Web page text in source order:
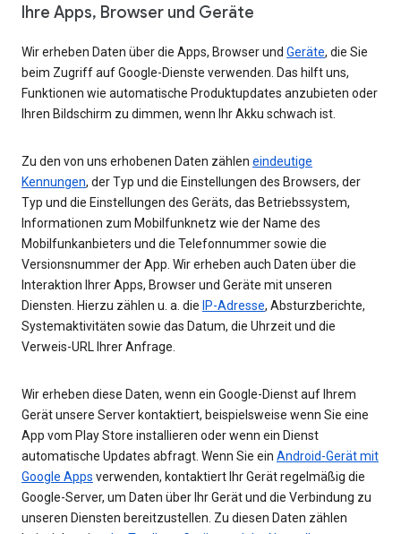
Ihre Apps, Browser und Geräte
Wir erheben Daten über die Apps, Browser und Geräte, die Sie
beim Zugriff auf Google-Dienste verwenden. Das hilft uns,
Funktionen wie automatische Produktupdates anzubieten oder
Ihren Bildschirm zu dimmen, wenn Ihr Akku schwach ist.
Zu den von uns erhobenen Daten zählen eindeutige
Kennungen, der Typ und die Einstellungen des Browsers, der
Typ und die Einstellungen des Geräts, das Betriebssystem,
Informationen zum Mobilfunknetz wie der Name des
Mobilfunkanbieters und die Telefonnummer sowie die
Versionsnummer der App. Wir erheben auch Daten über die
Interaktion Ihrer Apps, Browser und Geräte mit unseren
Diensten. Hierzu zählen u. a. die IP-Adresse, Absturzberichte,
Systemaktivitäten sowie das Datum, die Uhrzeit und die
Verweis-URL Ihrer Anfrage.
Wir erheben diese Daten, wenn ein Google-Dienst auf Ihrem
Gerät unsere Server kontaktiert, beispielsweise wenn Sie eine
App vom Play Store installieren oder wenn ein Dienst
automatische Updates abfragt. Wenn Sie ein Android-Gerät mit
Google Apps verwenden, kontaktiert Ihr Gerät regelmäßig die
Google-Server, um Daten über Ihr Gerät und die Verbindung zu
unseren Diensten bereitzustellen. Zu diesen Daten zählen